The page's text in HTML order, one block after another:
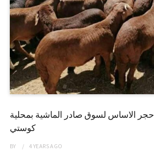
الاساس لسوق صادر الماشية بمحلية
كوستي
BY 4 YEARSAGO